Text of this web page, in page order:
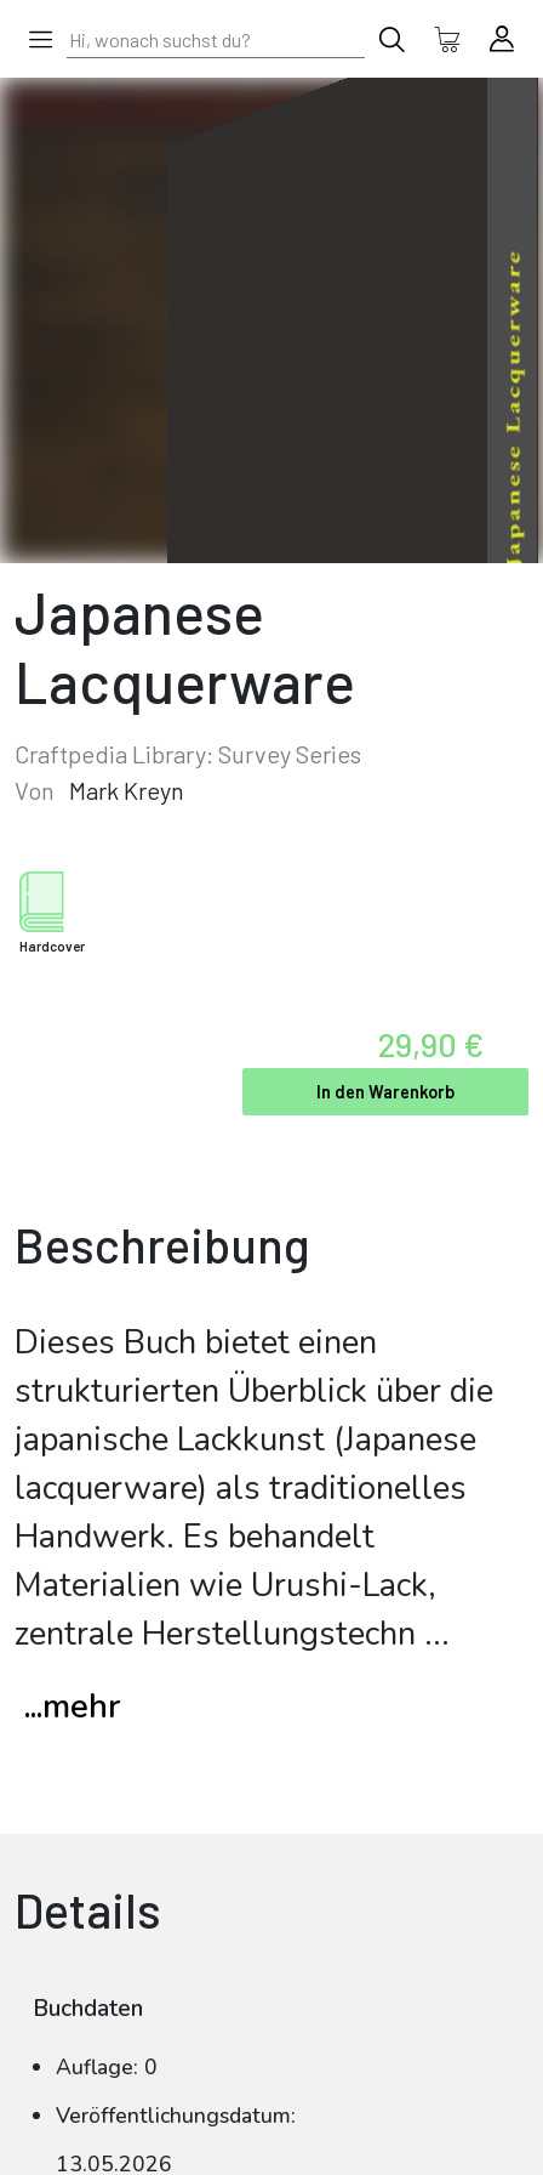
Japanese
Lacquerware
Craftpedia Library: Survey Series
Von
Mark Kreyn
Hardcover
29,90 €
In den Warenkorb
Beschreibung
Dieses Buch bietet einen
strukturierten Überblick über die
japanische Lackkunst (Japanese
lacquerware) als traditionelles
Handwerk. Es behandelt
Materialien wie Urushi-Lack,
zentrale Herstellungstechn ...
...mehr
Details
Buchdaten
Auflage: 0
Veröffentlichungsdatum:
13.05.2026